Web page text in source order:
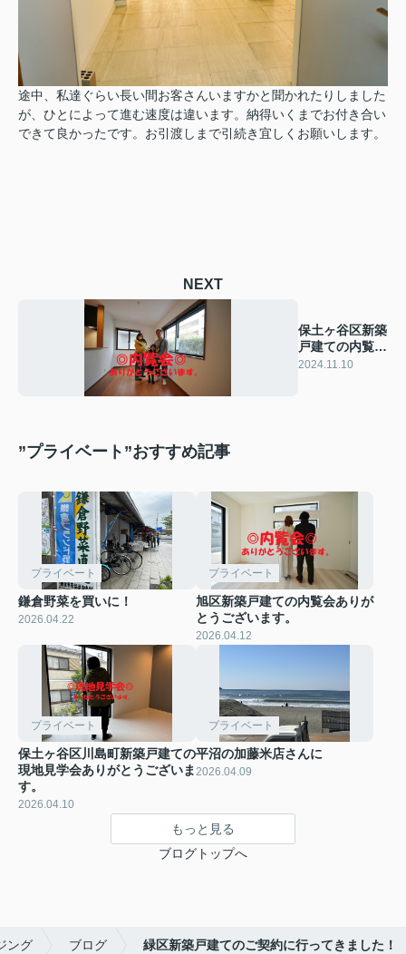
途中、私達ぐらい長い間お客さんいますかと聞かれたりしました
が、ひとによって進む速度は違います。納得いくまでお付き合い
できて良かったです。お引渡しまで引続き宜しくお願いします。
NEXT
保土ヶ谷区新築
戸建ての内覧会
に行ってきまし
2024.11.10
”プライベート”おすすめ記事
プライベート
鎌倉野菜を買いに！
2026.04.22
プライベート
旭区新築戸建ての内覧会ありが
とうございます。
2026.04.12
プライベート
保土ヶ谷区川島町新築戸建ての
現地見学会ありがとうございま
す。
2026.04.10
プライベート
平沼の加藤米店さんに
2026.04.09
もっと見る
ブログトップへ
ング ブログ 緑区新築戸建てのご契約に行ってきました！